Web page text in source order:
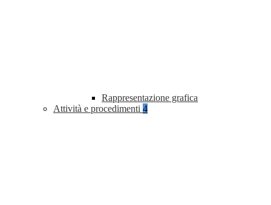
Rappresentazione grafica
Attività e procedimenti 4